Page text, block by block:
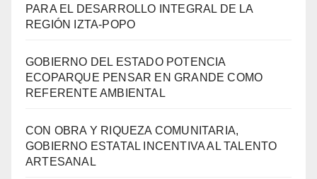
PARA EL DESARROLLO INTEGRAL DE LA
REGIÓN IZTA-POPO
GOBIERNO DEL ESTADO POTENCIA
ECOPARQUE PENSAR EN GRANDE COMO
REFERENTE AMBIENTAL
CON OBRA Y RIQUEZA COMUNITARIA,
GOBIERNO ESTATAL INCENTIVA AL TALENTO
ARTESANAL